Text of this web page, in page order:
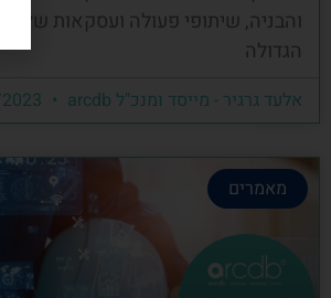
והבניה, שיתופי פעולה ועסקאות של
הגדולה
אלעד גרגיר - מייסד ומנכ"ל arcdb
מאמרים